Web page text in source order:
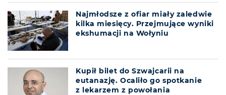
Najmłodsze z ofiar miały zaledwie
kilka miesięcy. Przejmujące wyniki
ekshumacji na Wołyniu
Kupił bilet do Szwajcarii na
eutanazję. Ocaliło go spotkanie
z lekarzem z powołania